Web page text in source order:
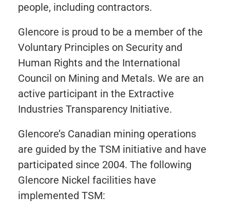
people, including contractors.
Glencore is proud to be a member of the
Voluntary Principles on Security and
Human Rights and the International
Council on Mining and Metals. We are an
active participant in the Extractive
Industries Transparency Initiative.
Glencore’s Canadian mining operations
are guided by the TSM initiative and have
participated since 2004. The following
Glencore Nickel facilities have
implemented TSM: